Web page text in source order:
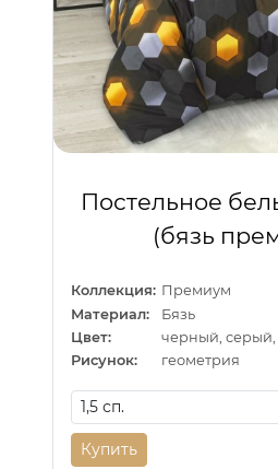
Постельное
(бязь
Коллекция: Премиум
Материал:
Бязь
Цвет:
черный,
Рисунок:
геометрия
Купить